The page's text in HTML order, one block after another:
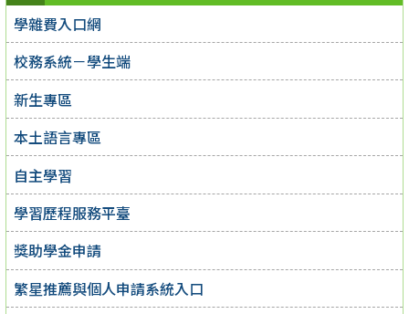
學雜費入口網
校務系統－學生端
新生專區
本土語言專區
自主學習
學習歷程服務平臺
獎助學金申請
繁星推薦與個人申請系統入口